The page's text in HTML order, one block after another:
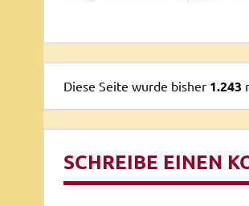
Diese Seite wurde bisher1.243
SCHREIBE EINEN